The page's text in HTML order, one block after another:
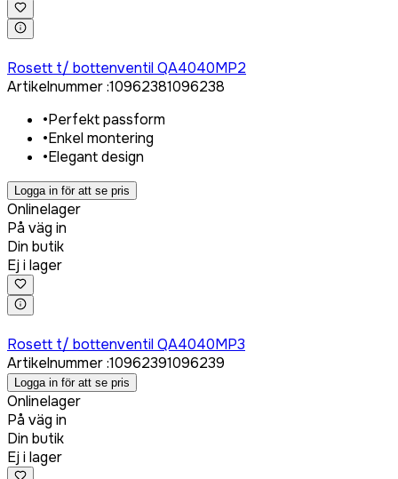
Rosett t/ bottenventil QA4040MP2
Artikelnummer:10962381096238
•Perfekt passform
•Enkel montering
•Elegant design
Logga in för att se pris
Onlinelager
På väg in
Din butik
Ej i lager
Rosett t/ bottenventil QA4040MP3
Artikelnummer:10962391096239
Logga in för att se pris
Onlinelager
På väg in
Din butik
Ej i lager